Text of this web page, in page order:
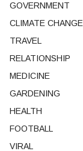
GOVERNMENT
CLIMATE CHANGE
TRAVEL
RELATIONSHIP
MEDICINE
GARDENING
HEALTH
FOOTBALL
VIRAL